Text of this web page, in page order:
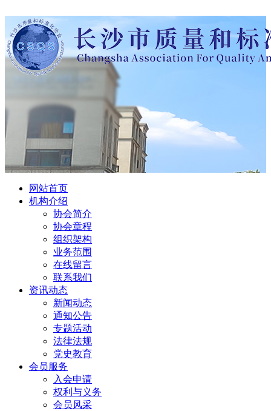
网站首页
机构介绍
协会简介
协会章程
组织架构
业务范围
在线留言
联系我们
资讯动态
新闻动态
通知公告
专题活动
法律法规
党史教育
会员服务
入会申请
权利与义务
会员风采